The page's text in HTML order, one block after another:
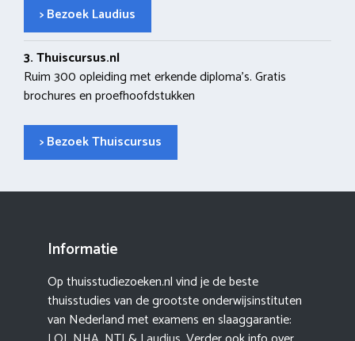
> Bezoek Laudius
3. Thuiscursus.nl
Ruim 300 opleiding met erkende diploma’s. Gratis
brochures en proefhoofdstukken
> Bezoek Thuiscursus
Informatie
Op thuisstudiezoeken.nl vind je de beste
thuisstudies van de grootste onderwijsinstituten
van Nederland met examens en slaaggarantie: